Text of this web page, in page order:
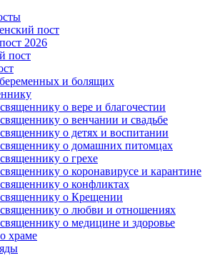
пост
2026
пост
и болящих
о вере и благочестии
о венчании и свадьбе
о детях и воспитании
о домашних питомцах
о грехе
о коронавирусе и карантине
о конфликтах
о Крещении
о любви и отношениях
о медицине и здоровье
храме